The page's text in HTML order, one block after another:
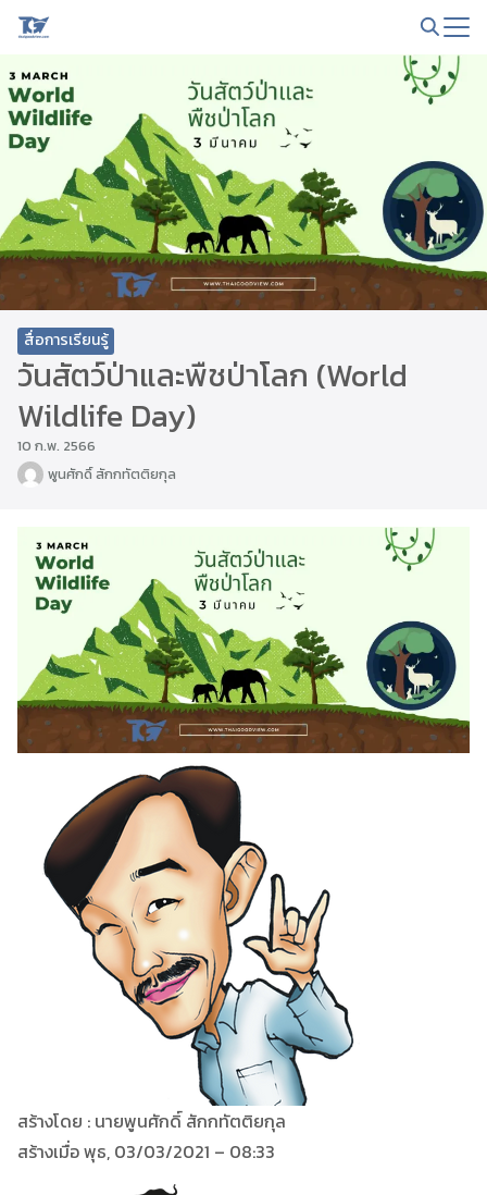
Skip
content
for:
สื่อการเรียนรู้
วันสัตว์ป่าและพืชป่าโลก (World
Wildlife Day)
10 ก.พ. 2566
พูนศักดิ์ สักกทัตติยกุล
สร้างโดย : นายพูนศักดิ์ สักกทัตติยกุล
สร้างเมื่อ พุธ, 03/03/2021 – 08:33